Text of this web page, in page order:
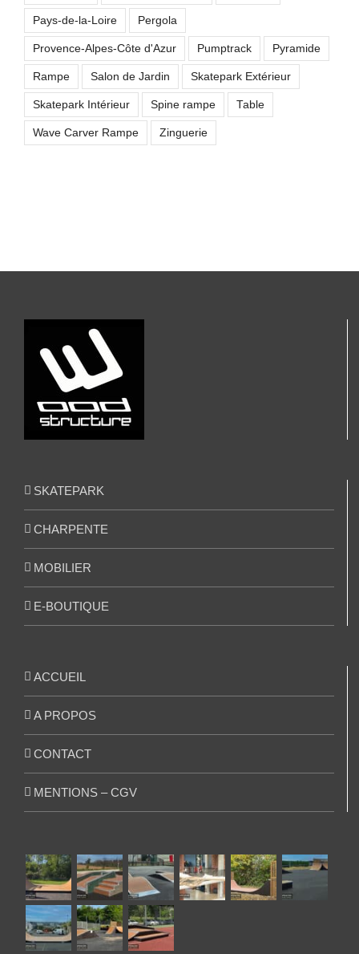
Pays-de-la-Loire Pergola
Provence-Alpes-Côte d'Azur Pumptrack Pyramide
Rampe Salon de Jardin Skatepark Extérieur
Skatepark Intérieur Spine rampe Table
Wave Carver Rampe Zinguerie
SKATEPARK
CHARPENTE
MOBILIER
E-BOUTIQUE
ACCUEIL
A PROPOS
CONTACT
MENTIONS – CGV